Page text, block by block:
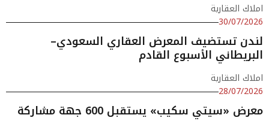
املاك العقارية
30/07/2026
لندن تستضيف المعرض العقاري السعودي–
البريطاني الأسبوع القادم
املاك العقارية
28/07/2026
معرض «سيتي سكيب» يستقبل 600 جهة مشاركة